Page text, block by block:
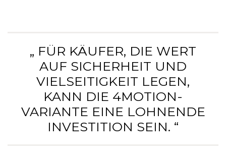
„ FÜR KÄUFER, DIE WERT
AUF SICHERHEIT UND
VIELSEITIGKEIT LEGEN,
KANN DIE 4MOTION-
VARIANTE EINE LOHNENDE
INVESTITION SEIN. “